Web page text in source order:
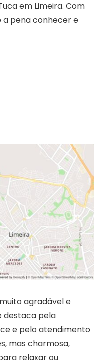
em Limeira. Com
a pena conhecer e
agradável e
destaca pela
e pelo atendimento
mas charmosa,
relaxar ou